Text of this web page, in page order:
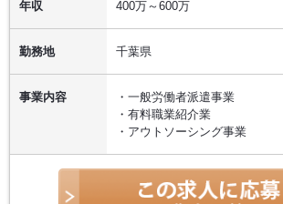
年収 400万～600万
勤務地 千葉県
事業内容
・一般労働者派遣事業
・有料職業紹介業
・アウトソーシング事業